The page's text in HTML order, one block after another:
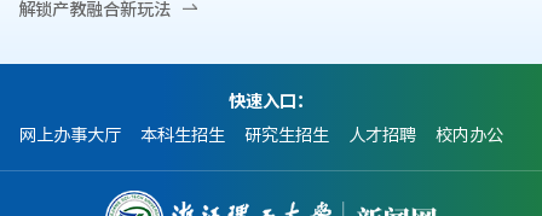
解锁产教融合新玩法
快速入口：
网上办事大厅
本科生招生 研究生招生 人才招聘 校内办公